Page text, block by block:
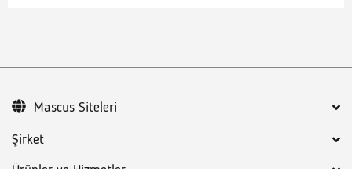
Şirket
Mascus Siteleri